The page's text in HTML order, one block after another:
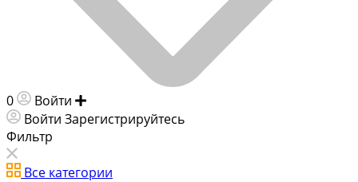
0 Войти
Войти Зарегистрируйтесь
Фильтр
Все категории